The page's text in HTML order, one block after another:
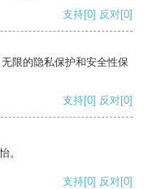
支持[0] 反对[0]
限的隐私保护和安全性保
支持[0] 反对[0]
。
支持[0] 反对[0]